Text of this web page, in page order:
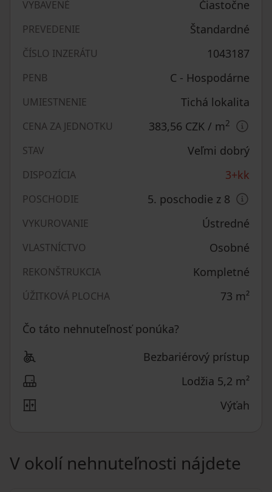
VYBAVENÉ Čiastočne
PREVEDENIE Štandardné
ČÍSLO INZERÁTU 1043187
PENB C - Hospodárne
UMIESTNENIE Tichá lokalita
CENA ZA JEDNOTKU 383,56 CZK / m2
STAV Veľmi dobrý
DISPOZÍCIA 3+kk
POSCHODIE 5. poschodie z 8
VYKUROVANIE Ústredné
VLASTNÍCTVO Osobné
REKONŠTRUKCIA Kompletné
ÚŽITKOVÁ PLOCHA 73 m²
Čo táto nehnuteľnosť ponúka?
Bezbariérový prístup
Lodžia 5,2 m²
Výťah
V okolí nehnuteľnosti nájdete